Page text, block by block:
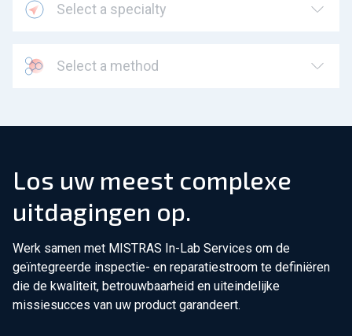
Select a specialty
Select a method
Los uw meest complexe
uitdagingen op.
Werk samen met MISTRAS In-Lab Services om de
geïntegreerde inspectie- en reparatiestroom te definiëren
die de kwaliteit, betrouwbaarheid en uiteindelijke
missiesucces van uw product garandeert.